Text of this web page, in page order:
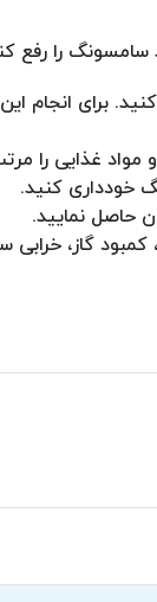
انجام این
غذایی را
خودداری کنید.
حاصل نمایید.
گاز، خرابی